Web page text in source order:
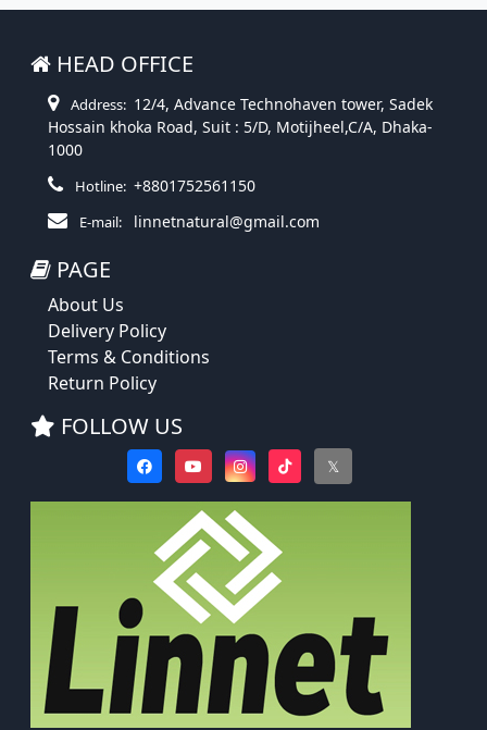
HEAD OFFICE
Address: 12/4, Advance Technohaven tower, Sadek
Hossain khoka Road, Suit : 5/D, Motijheel,C/A, Dhaka-
1000
Hotline: +8801752561150
E-mail: linnetnatural@gmail.com
PAGE
About Us
Delivery Policy
Terms & Conditions
Return Policy
FOLLOW US
𝕏